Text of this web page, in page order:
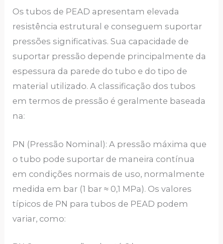
Os tubos de PEAD apresentam elevada
resistência estrutural e conseguem suportar
pressões significativas. Sua capacidade de
suportar pressão depende principalmente da
espessura da parede do tubo e do tipo de
material utilizado. A classificação dos tubos
em termos de pressão é geralmente baseada
na:
PN (Pressão Nominal): A pressão máxima que
o tubo pode suportar de maneira contínua
em condições normais de uso, normalmente
medida em bar (1 bar ≈ 0,1 MPa). Os valores
típicos de PN para tubos de PEAD podem
variar, como: